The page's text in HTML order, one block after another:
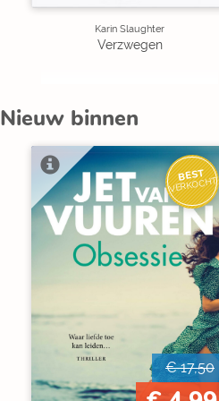
Karin Slaughter
Verzwegen
Nieuw binnen
BEST
VERKOCHT
€ 17,50